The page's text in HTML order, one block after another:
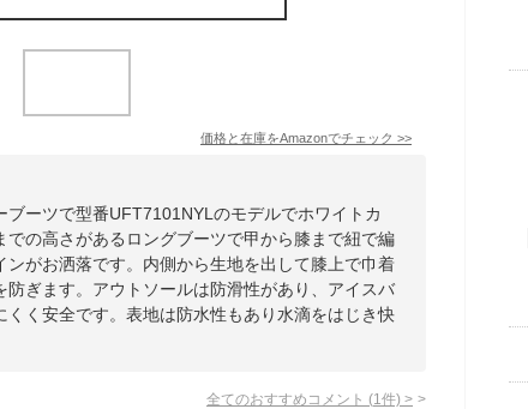
価格と在庫をAmazonでチェック >>
ーツで型番UFT7101NYLのモデルでホワイトカ
の高さがあるロングブーツで甲から膝まで紐で編
がお洒落です。内側から生地を出して膝上で巾着
ぎます。アウトソールは防滑性があり、アイスバ
く安全です。表地は防水性もあり水滴をはじき快
全てのおすすめコメント (1 件) >